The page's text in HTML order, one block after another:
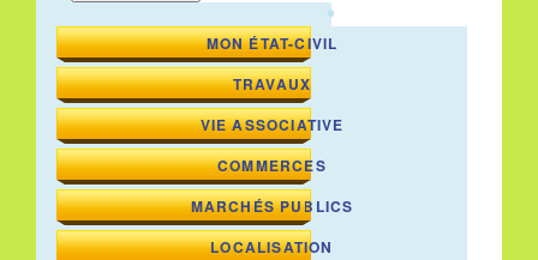
MON ÉTAT-CIVIL
TRAVAUX
VIE ASSOCIATIVE
COMMERCES
MARCHÉS PUBLICS
LOCALISATION